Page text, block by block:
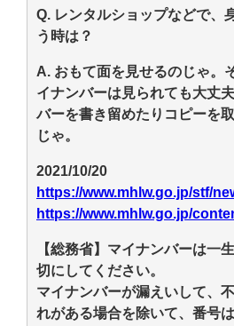
Q. レンタルショップなどで、
う時は？
A. おもて面を見せるのじゃ。
イナンバーは見られても大丈
バーを書き留めたりコピーを
じゃ。
2021/10/20
https://www.mhlw.go.jp/stf/
https://www.mhlw.go.jp/
【総務省】マイナンバーは一
切にしてください。
マイナンバーが漏えいして、
れがある場合を除いて、番号